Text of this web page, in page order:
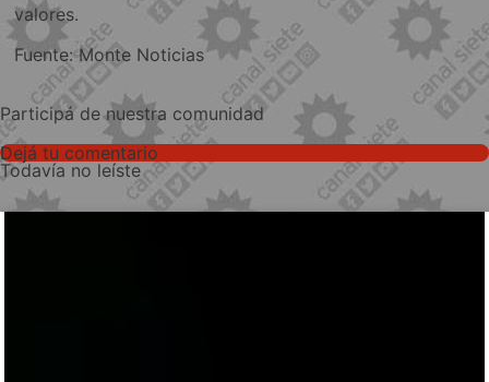
valores.
Fuente: Monte Noticias
Participá de nuestra comunidad
Dejá tu comentario
Todavía no leíste